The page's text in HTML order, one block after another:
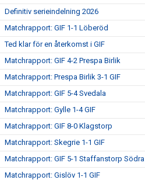
Definitiv serieindelning 2026
Matchrapport: GIF 1-1 Löberöd
Ted klar för en återkomst i GIF
Matchrapport: GIF 4-2 Prespa Birlik
Matchrapport: Prespa Birlik 3-1 GIF
Matchrapport: GIF 5-4 Svedala
Matchrapport: Gylle 1-4 GIF
Matchrapport: GIF 8-0 Klagstorp
Matchrapport: Skegrie 1-1 GIF
Matchrapport: GIF 5-1 Staffanstorp Södra
Matchrapport: Gislöv 1-1 GIF